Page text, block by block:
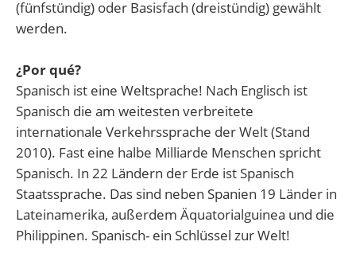
(fünfstündig) oder Basisfach (dreistündig) gewählt
werden.
¿Por qué?
Spanisch ist eine Weltsprache! Nach Englisch ist
Spanisch die am weitesten verbreitete
internationale Verkehrssprache der Welt (Stand
2010). Fast eine halbe Milliarde Menschen spricht
Spanisch. In 22 Ländern der Erde ist Spanisch
Staatssprache. Das sind neben Spanien 19 Länder in
Lateinamerika, außerdem Äquatorialguinea und die
Philippinen. Spanisch- ein Schlüssel zur Welt!